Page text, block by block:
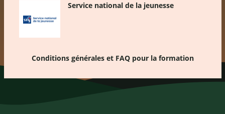
Service national de la jeunesse
Conditions générales et FAQ pour la formation